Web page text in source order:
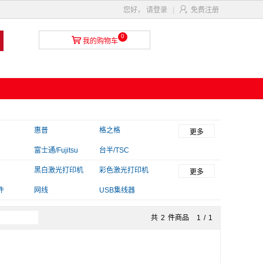
您好， 请登录  免费注册
 我的购物车
0
惠普 格之格
富士通/Fujitsu 台半/TSC
毕亚兹 金印典
更多
黑白激光打印机 彩色激光打印机
网线 USB集线器
更多
共 2 件商品 1 / 1